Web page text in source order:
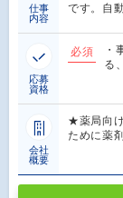
仕事
内容
です。自
応募
資格
必須
・
る
会社
概要
★薬局向
ために薬